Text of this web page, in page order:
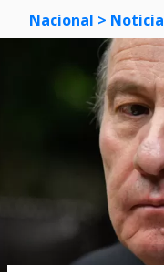
Nacional > Noticia